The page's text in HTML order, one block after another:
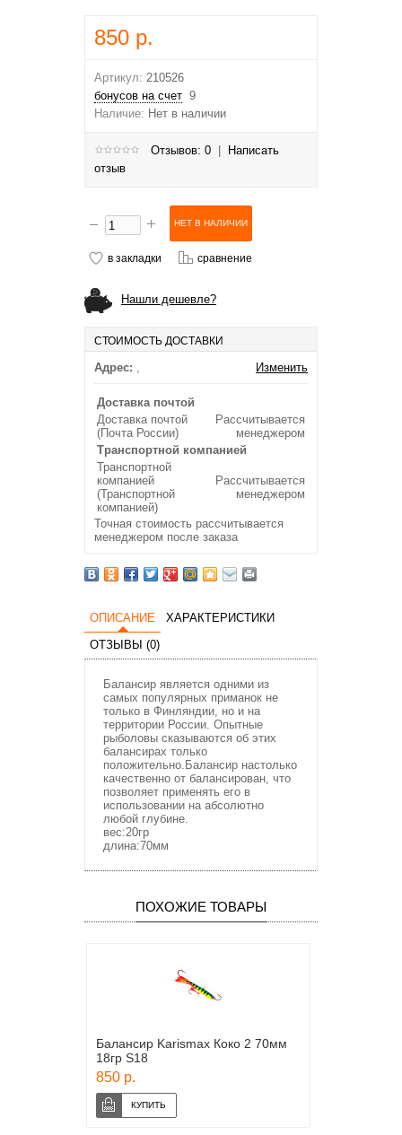
850 р.
Артикул: 210526
бонусов на счет 9
Наличие: Нет в наличии
Отзывов: 0
Написать
отзыв
в закладки сравнение
Нашли дешевле?
СТОИМОСТЬ ДОСТАВКИ
Адрес: , Изменить
Доставка почтой
Доставка почтой
(Почта России)
Рассчитывается
менеджером
Транспортной компанией
Транспортной
компанией
(Транспортной
компанией)
Рассчитывается
менеджером
Точная стоимость рассчитывается
менеджером после заказа
ОПИСАНИЕ
ХАРАКТЕРИСТИКИ
ОТЗЫВЫ (0)
Балансир является одними из
самых популярных приманок не
только в Финляндии, но и на
территории России. Опытные
рыболовы сказываются об этих
балансирах только
положительно.Балансир настолько
качественно от балансирован, что
позволяет применять его в
использовании на абсолютно
любой глубине.
вес:20гр
длина:70мм
ПОХОЖИЕ ТОВАРЫ
Балансир Karismax Коко 2 70мм
18гр S18
850 р.